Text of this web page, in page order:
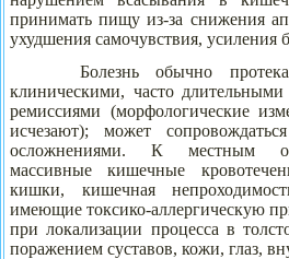
принимать пищу из-за снижения
ухудшения самочувствия, усиления
Болезнь обычно
клиническими, часто
ремиссиями (морфологические
исчезают); может
осложнениями. К местным
массивные кишечные
кишки, кишечная
имеющие токсико-аллергическую
при локализации процесса в
поражением суставов, кожи, глаз,